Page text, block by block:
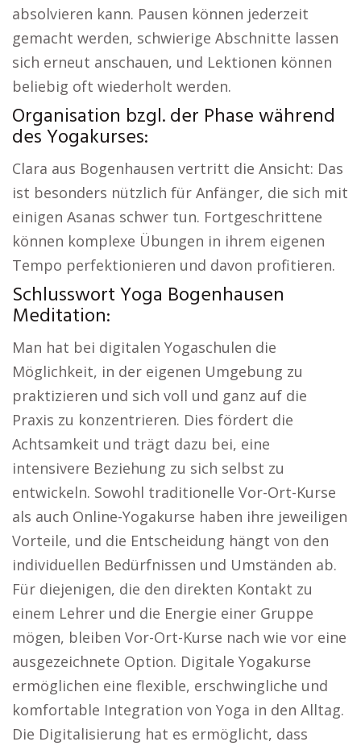
absolvieren kann. Pausen können jederzeit
gemacht werden, schwierige Abschnitte lassen
sich erneut anschauen, und Lektionen können
beliebig oft wiederholt werden.
Organisation bzgl. der Phase während
des Yogakurses:
Clara aus Bogenhausen vertritt die Ansicht: Das
ist besonders nützlich für Anfänger, die sich mit
einigen Asanas schwer tun. Fortgeschrittene
können komplexe Übungen in ihrem eigenen
Tempo perfektionieren und davon profitieren.
Schlusswort Yoga Bogenhausen
Meditation:
Man hat bei digitalen Yogaschulen die
Möglichkeit, in der eigenen Umgebung zu
praktizieren und sich voll und ganz auf die
Praxis zu konzentrieren. Dies fördert die
Achtsamkeit und trägt dazu bei, eine
intensivere Beziehung zu sich selbst zu
entwickeln. Sowohl traditionelle Vor-Ort-Kurse
als auch Online-Yogakurse haben ihre jeweiligen
Vorteile, und die Entscheidung hängt von den
individuellen Bedürfnissen und Umständen ab.
Für diejenigen, die den direkten Kontakt zu
einem Lehrer und die Energie einer Gruppe
mögen, bleiben Vor-Ort-Kurse nach wie vor eine
ausgezeichnete Option. Digitale Yogakurse
ermöglichen eine flexible, erschwingliche und
komfortable Integration von Yoga in den Alltag.
Die Digitalisierung hat es ermöglicht, dass